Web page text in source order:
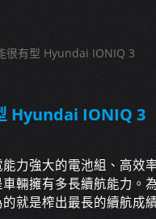
很有型 Hyundai IONIQ 3
Hyundai IONIQ 3
力強大的電池組、高效
輛擁有多長續航能力。
就是榨出最長的續航成